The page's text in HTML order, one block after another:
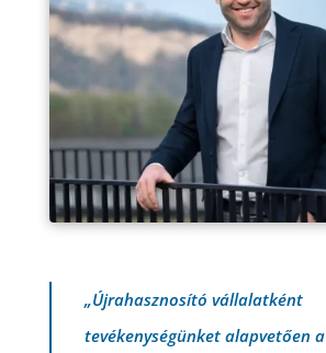
„Újrahasznosító vállalatként
tevékenységünket alapvetően a